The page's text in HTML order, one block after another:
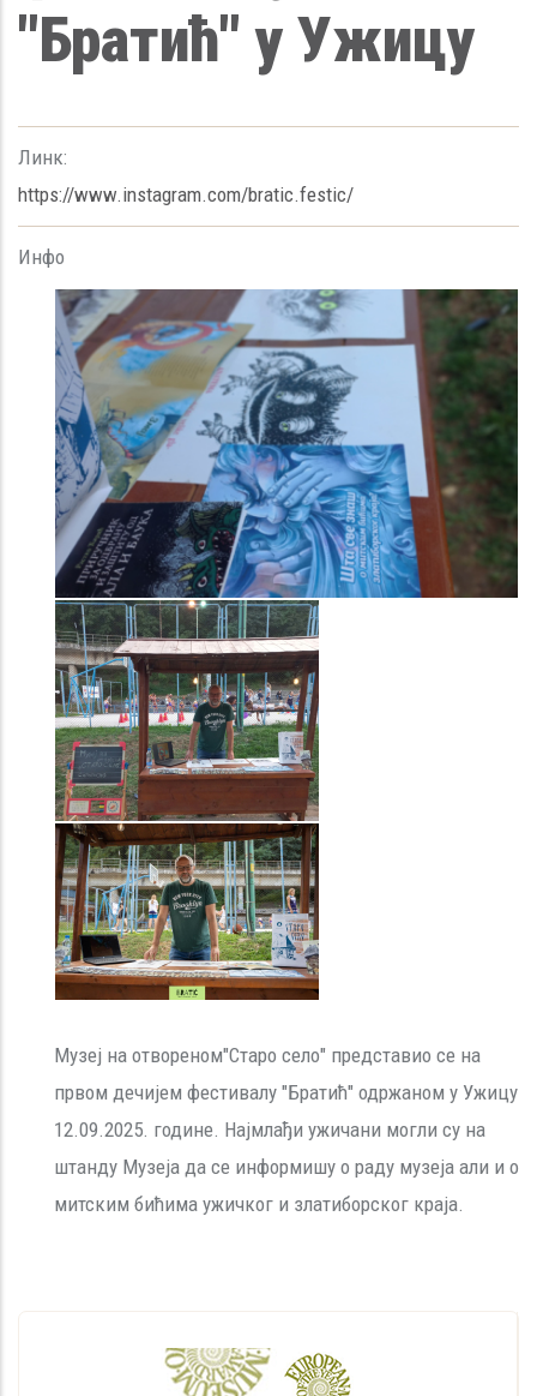
"Братић" у Ужицу
Линк:
https://www.instagram.com/bratic.festic/
Инфо
Музеј на отвореном"Старо село" представио се на
првом дечијем фестивалу "Братић" одржаном у Ужицу
12.09.2025. године. Најмлађи ужичани могли су на
штанду Музеја да се информишу о раду музеја али и о
митским бићима ужичког и златиборског краја.